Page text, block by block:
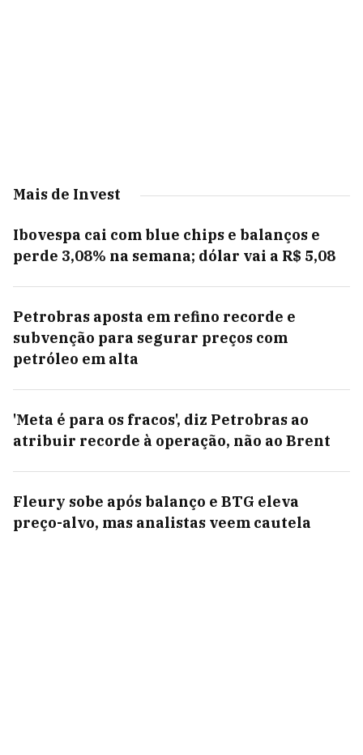
Mais de Invest
Ibovespa cai com blue chips e balanços e
perde 3,08% na semana; dólar vai a R$ 5,08
Petrobras aposta em refino recorde e
subvenção para segurar preços com
petróleo em alta
'Meta é para os fracos', diz Petrobras ao
atribuir recorde à operação, não ao Brent
Fleury sobe após balanço e BTG eleva
preço-alvo, mas analistas veem cautela